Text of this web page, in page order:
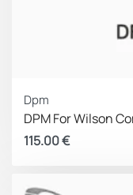
Dpm
DPM For Wilson
115.00€